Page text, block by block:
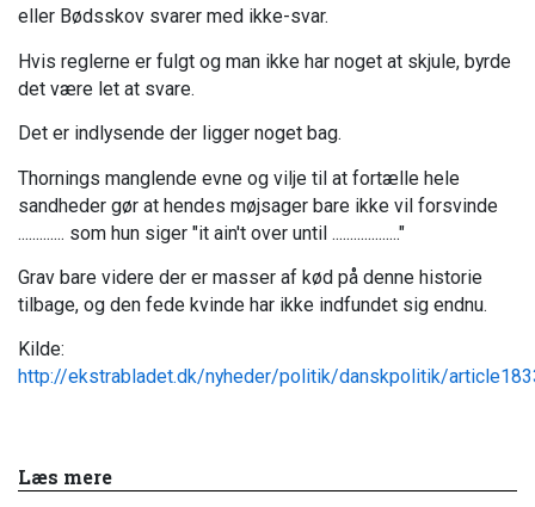
eller Bødsskov svarer med ikke-svar.
Hvis reglerne er fulgt og man ikke har noget at skjule, byrde
det være let at svare.
Det er indlysende der ligger noget bag.
Thornings manglende evne og vilje til at fortælle hele
sandheder gør at hendes møjsager bare ikke vil forsvinde
............. som hun siger "it ain't over until ..................."
Grav bare videre der er masser af kød på denne historie
tilbage, og den fede kvinde har ikke indfundet sig endnu.
Kilde:
http://ekstrabladet.dk/nyheder/politik/danskpolitik/
Læs mere